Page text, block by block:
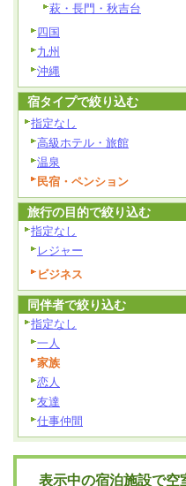
萩・長門・秋吉台
四国
九州
沖縄
宿タイプで絞り込む
指定なし
高級ホテル・旅館
温泉
民宿・ペンション
旅行の目的で絞り込む
指定なし
レジャー
ビジネス
同伴者で絞り込む
指定なし
一人
家族
恋人
友達
仕事仲間
表示中の宿泊施設で空